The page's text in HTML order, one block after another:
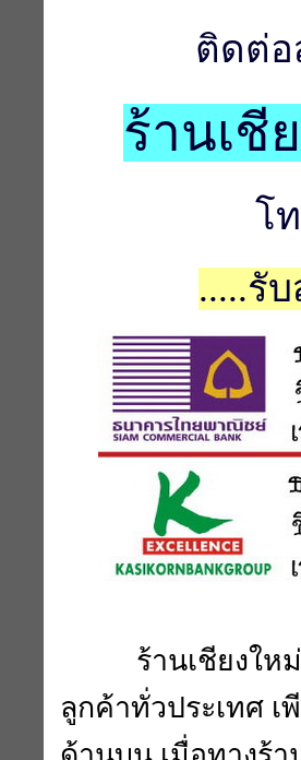
ติดต่
ร้านเชี
โ
.....รั
ร้านเชียงใหม่ก
ลูกค้าทั่วประเทศ